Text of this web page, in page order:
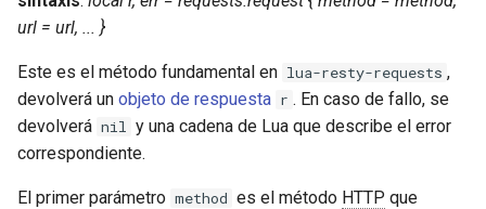
graphite
headers-more
hmac-secure-link
html-sanitize
url = url, ... }
Este es el método fundamental en lua-resty-requests ,
devolverá un objeto de respuesta r . En caso de fallo, se
devolverá nil y una cadena de Lua que describe el error
correspondiente.
El primer parámetro method es el método HTTP que